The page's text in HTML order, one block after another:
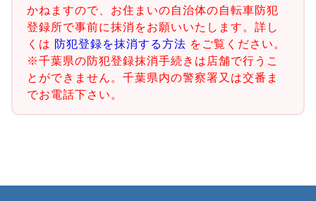
かねますので、お住まいの自治体の自転車防犯
登録所で事前に抹消をお願いいたします。詳し
くは 防犯登録を抹消する方法 をご覧ください。
※千葉県の防犯登録抹消手続きは店舗で行うこ
とができません。千葉県内の警察署又は交番ま
でお電話下さい。